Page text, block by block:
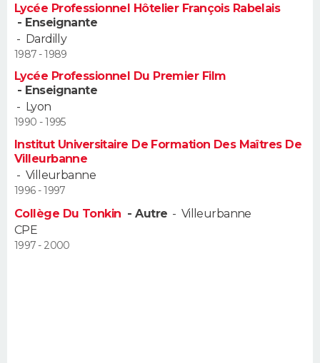
Lycée Professionnel Hôtelier François Rabelais
- Enseignante
- Dardilly
1987 - 1989
Lycée Professionnel Du Premier Film
- Enseignante
- Lyon
1990 - 1995
Institut Universitaire De Formation Des Maîtres De
Villeurbanne
- Villeurbanne
1996 - 1997
Collège Du Tonkin - Autre - Villeurbanne
CPE
1997 - 2000